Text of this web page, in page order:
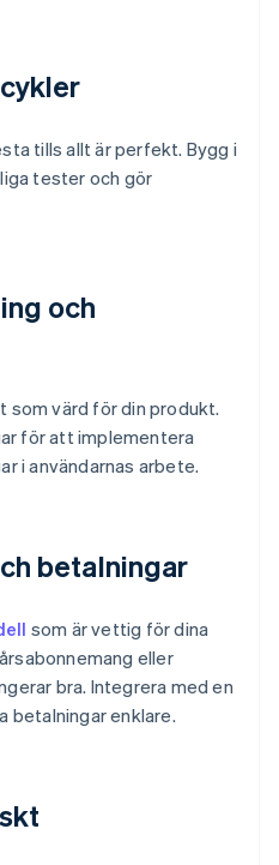
tills allt är perfekt. Bygg i
tester och gör
och
som värd för din produkt.
för att implementera
i användarnas arbete.
betalningar
som är vettig för dina
eller
bra. Integrera med en
betalningar enklare.